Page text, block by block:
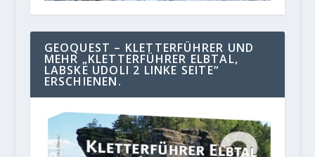
GEOQUEST – KLETTERFÜHRER UND
MEHR „KLETTERFÜHRER ELBTAL,
LABSKE UDOLI 2 LINKE SEITE“
ERSCHIENEN.